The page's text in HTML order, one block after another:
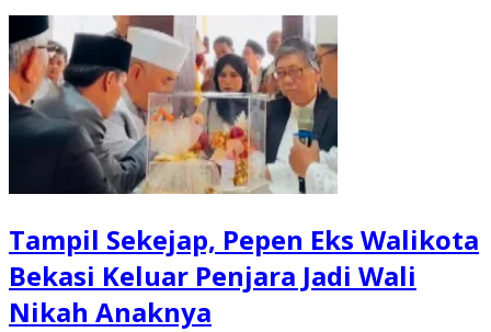
Tampil Sekejap, Pepen Eks Walikota
Bekasi Keluar Penjara Jadi Wali
Nikah Anaknya